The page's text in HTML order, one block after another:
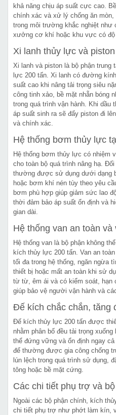
khả năng chịu áp suất cực cao.
chính xác và xử lý chống ăn mòn,
trong môi trường khắc nghiệt như
xưởng cơ khí hoặc khu vực có độ
Xi lanh thủy lực và
Xi lanh và piston là bộ phận
lực 200 tấn. Xi lanh có đường
suất cao khi nâng tải trọng siêu
công tinh xảo, bề mặt nhẵn bóng
trong quá trình vận hành. Khi
áp suất sinh ra sẽ đẩy piston đi
và chính xác.
Hệ thống bơm thủy lực
Hệ thống bơm thủy lực có nhiệm
cho toàn bộ quá trình nâng hạ.
thường được sử dụng dưới dạng
hoặc bơm khí nén tùy theo yêu
bơm phù hợp giúp giảm sức lao
thời đảm bảo áp suất ổn định và
gian dài.
Hệ thống van an toàn và
Hệ thống van là bộ phận không
kích thủy lực 200 tấn. Van an
tối đa trong hệ thống, ngăn ngừa
thiết bị hoặc mất an toàn khi sử
từ từ, êm ái và có kiểm soát, hạn
giúp bảo vệ người vận hành và
Đế kích chắc chắn, tăng
Đế kích thủy lực 200 tấn được
nhằm phân bố đều tải trọng
thể đứng vững và ổn định ngay
đế thường được gia công chống
lún lệch trong quá trình sử dụng,
tông hoặc bề mặt cứng.
Các chi tiết phụ trợ và
Ngoài các bộ phận chính, kích
chi tiết phụ trợ như phớt làm kín,